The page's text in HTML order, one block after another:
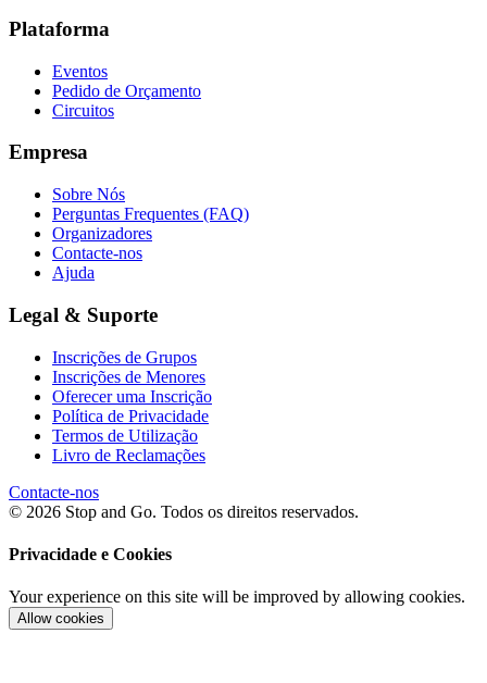
Plataforma
Eventos
Pedido de Orçamento
Circuitos
Empresa
Sobre Nós
Perguntas Frequentes (FAQ)
Organizadores
Contacte-nos
Ajuda
Legal & Suporte
Inscrições de Grupos
Inscrições de Menores
Oferecer uma Inscrição
Política de Privacidade
Termos de Utilização
Livro de Reclamações
Contacte-nos
© 2026 Stop and Go. Todos os direitos reservados.
Privacidade e Cookies
Your experience on this site will be improved by allowing cookies.
Allow cookies